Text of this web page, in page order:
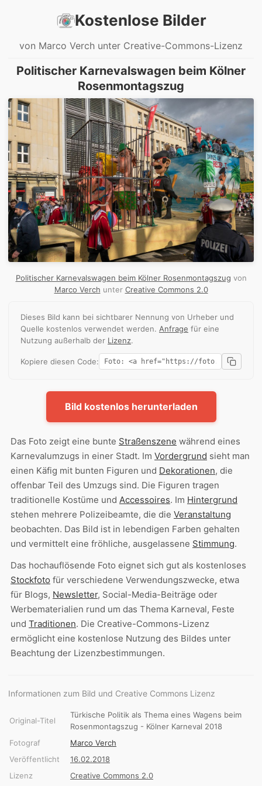
Kostenlose Bilder
von Marco Verch unter Creative-Commons-Lizenz
Politischer Karnevalswagen beim Kölner
Rosenmontagszug
Politischer Karnevalswagen beim Kölner Rosenmontagszug von
Marco Verch unter Creative Commons 2.0
Dieses Bild kann bei sichtbarer Nennung von Urheber und
Quelle kostenlos verwendet werden. Anfrage für eine
Nutzung außerhalb der Lizenz.
Kopiere diesen Code:
Bild kostenlos herunterladen
Das Foto zeigt eine bunte Straßenszene während eines
Karnevalumzugs in einer Stadt. Im Vordergrund sieht man
einen Käfig mit bunten Figuren und Dekorationen, die
offenbar Teil des Umzugs sind. Die Figuren tragen
traditionelle Kostüme und Accessoires. Im Hintergrund
stehen mehrere Polizeibeamte, die die Veranstaltung
beobachten. Das Bild ist in lebendigen Farben gehalten
und vermittelt eine fröhliche, ausgelassene Stimmung.
Das hochauflösende Foto eignet sich gut als kostenloses
Stockfoto für verschiedene Verwendungszwecke, etwa
für Blogs, Newsletter, Social-Media-Beiträge oder
Werbematerialien rund um das Thema Karneval, Feste
und Traditionen. Die Creative-Commons-Lizenz
ermöglicht eine kostenlose Nutzung des Bildes unter
Beachtung der Lizenzbestimmungen.
Informationen zum Bild und Creative Commons Lizenz
Original-Titel
Türkische Politik als Thema eines Wagens beim
Rosenmontagszug - Kölner Karneval 2018
Fotograf
Marco Verch
Veröffentlicht
16.02.2018
Lizenz
Creative Commons 2.0